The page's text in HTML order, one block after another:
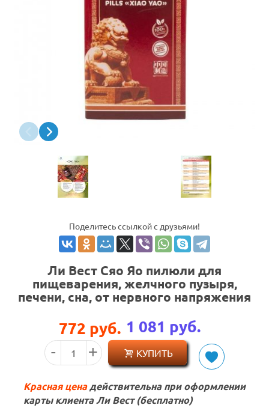
Поделитесь ссылкой с друзьями!
Ли Вест Сяо Яо пилюли для
пищеварения, желчного пузыря,
печени, сна, от нервного напряжения
772 руб. 1 081 руб.
КУПИТЬ
Красная ценадействительна при оформлении
карты клиента Ли Вест (бесплатно)